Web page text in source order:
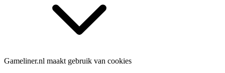
Gameliner.nl maakt gebruik van cookies